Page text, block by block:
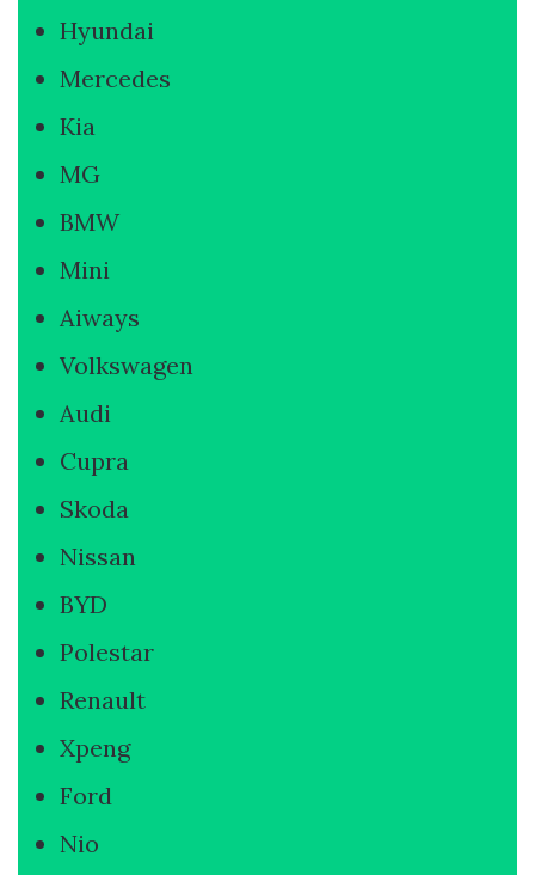
Hyundai
Mercedes
Kia
MG
BMW
Mini
Aiways
Volkswagen
Audi
Cupra
Skoda
Nissan
BYD
Polestar
Renault
Xpeng
Ford
Nio